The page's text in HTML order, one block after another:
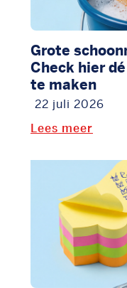
Grote
Check hier
te maken
22 juli 2026
Lees meer